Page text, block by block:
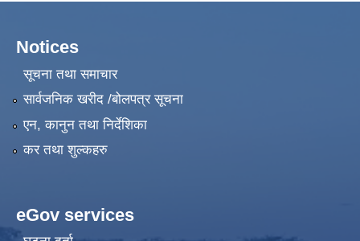
Notices
सूचना तथा समाचार
सार्वजनिक खरीद /बोलपत्र सूचना
एन, कानुन तथा निर्देशिका
कर तथा शुल्कहरु
eGov services